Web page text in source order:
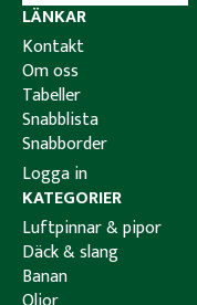
KATEGORIER
Luftpinnar & pipor
Däck & slang
Banan
LÄNKAR
Kontakt
Om oss
Tabeller
Snabblista
Snabborder
Logga in